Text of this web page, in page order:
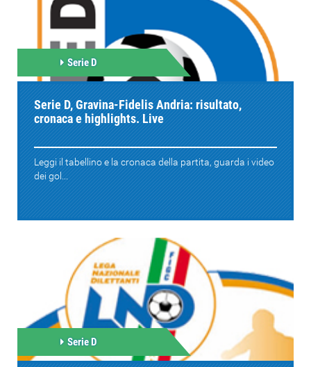
Serie D
Serie D, Gravina-Fidelis Andria: risultato,
cronaca e highlights. Live
Leggi il tabellino e la cronaca della partita, guarda i video
dei gol...
Serie D